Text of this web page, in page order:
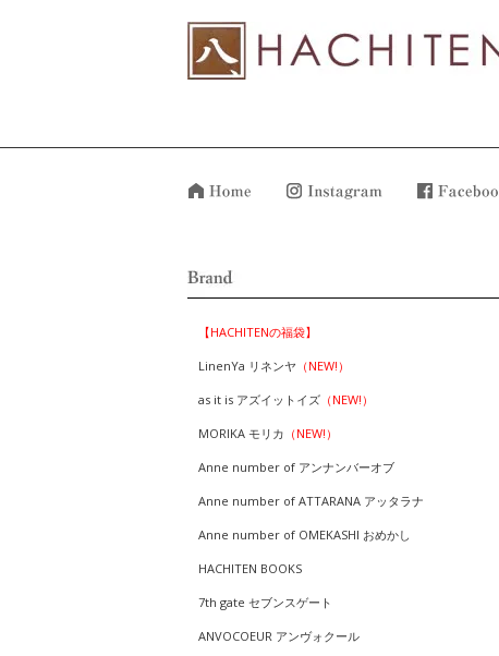
【HACHITENの福袋】
LinenYa リネンヤ （NEW!）
as it is アズイットイズ （NEW!）
MORIKA モリカ （NEW!）
Anne number of アンナンバーオブ
Anne number of ATTARANA アッタラナ
Anne number of OMEKASHI おめかし
HACHITEN BOOKS
7th gate セブンスゲート
ANVOCOEUR アンヴォクール